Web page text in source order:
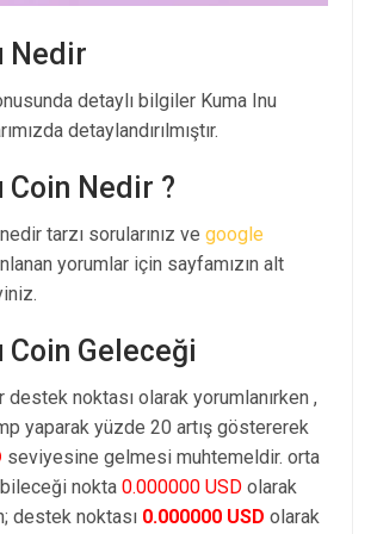
Nedir
detaylı bilgiler Kuma Inu
detaylandırılmıştır.
Coin Nedir ?
tarzı sorularınız ve google
yorumlar için sayfamızın alt
Coin Geleceği
noktası olarak yorumlanırken ,
yaparak yüzde 20 artış göstererek
seviyesine gelmesi muhtemeldir. orta
nokta 0.000000 USD olarak
destek noktası 0.000000 USD olarak